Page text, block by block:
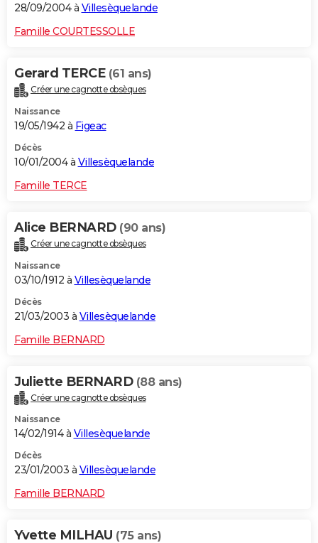
28/09/2004 à Villesèquelande
Famille COURTESSOLLE
Gerard TERCE (61 ans)
Créer une cagnotte obsèques
Naissance
19/05/1942 à Figeac
Décès
10/01/2004 à Villesèquelande
Famille TERCE
Alice BERNARD (90 ans)
Créer une cagnotte obsèques
Naissance
03/10/1912 à Villesèquelande
Décès
21/03/2003 à Villesèquelande
Famille BERNARD
Juliette BERNARD (88 ans)
Créer une cagnotte obsèques
Naissance
14/02/1914 à Villesèquelande
Décès
23/01/2003 à Villesèquelande
Famille BERNARD
Yvette MILHAU (75 ans)